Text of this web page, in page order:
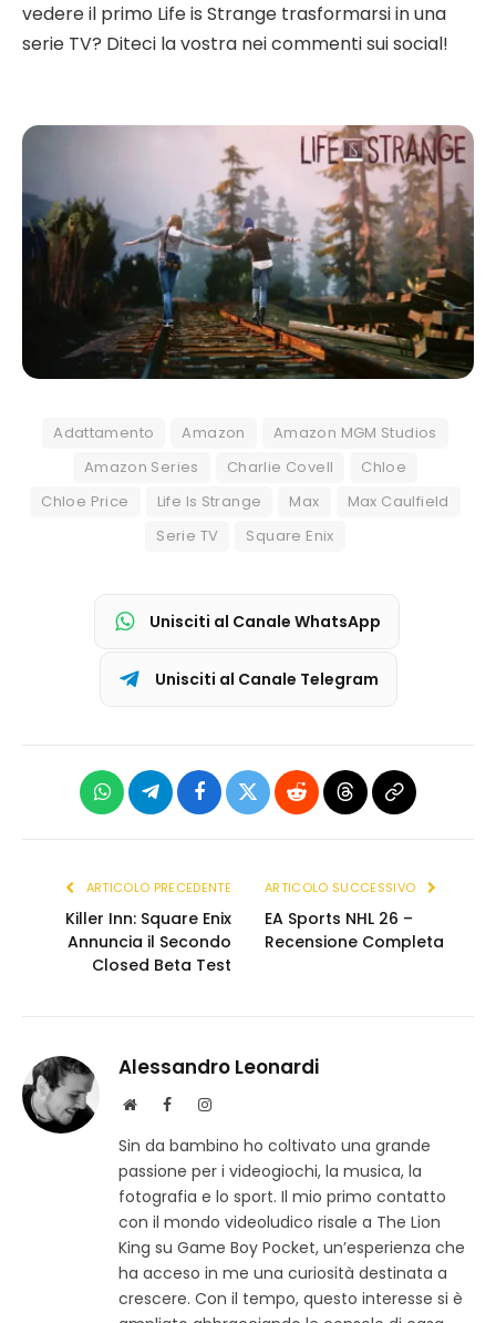
vedere il primo Life is Strange trasformarsi in una
serie TV? Diteci la vostra nei commenti sui social!
Adattamento Amazon
Amazon MGM Studios
Amazon Series
Charlie Covell
Chloe
Chloe Price
Life Is Strange Max
Max Caulfield
Serie TV
Square Enix
Unisciti al Canale WhatsApp
Unisciti al Canale Telegram
WhatsAppTelegramFacebook
X
Reddit ThreadsCopia
ARTICOLO PRECEDENTE
Killer Inn: Square Enix
Annuncia il Secondo
Closed Beta Test
ARTICOLO SUCCESSIVO
EA Sports NHL 26 –
Recensione Completa
Alessandro Leonardi
S
t
o
w
F
c
e
b
I
s
t
a
m
Sin da bambino ho coltivato una grande
passione per i videogiochi, la musica, la
fotografia e lo sport. Il mio primo contatto
con il mondo videoludico risale a The Lion
King su Game Boy Pocket, un’esperienza che
ha acceso in me una curiosità destinata a
crescere. Con il tempo, questo interesse si è